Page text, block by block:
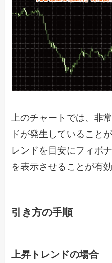
上のチャートでは、非
ドが発生していること
レンドを目安にフィボ
を表示させることが有効
引き方の手順
上昇トレンドの場合